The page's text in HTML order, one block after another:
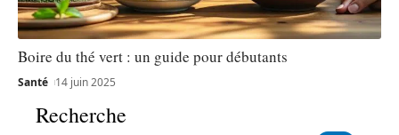
Boire du thé vert : un guide pour débutants
Santé 14 juin 2025
Recherche